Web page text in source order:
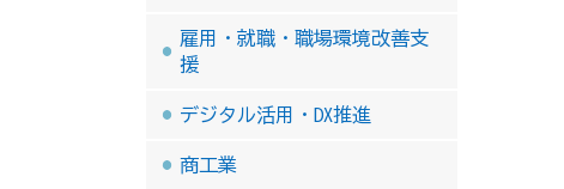
雇用・就職・職場環境改善支
援
デジタル活用・DX推進
商工業